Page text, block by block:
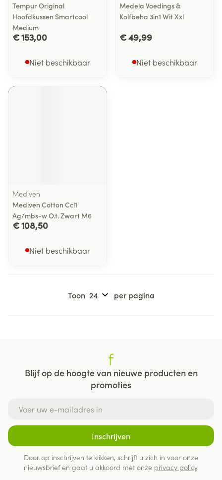
Tempur Original
Hoofdkussen Smartcool
Medium
€ 153,00
Niet beschikbaar
Medela Voedings &
Kolfbeha 3in1 Wit Xxl
€ 49,99
Niet beschikbaar
Mediven
Mediven Cotton Ccl1
Ag/mbs-w O.t. Zwart M6
€ 108,50
Niet beschikbaar
Toon per pagina
Blijf op de hoogte van nieuwe producten en
promoties
Inschrijven
Door op inschrijven te klikken, schrijft u zich in voor onze
nieuwsbrief en gaat u akkoord met onze privacy policy.